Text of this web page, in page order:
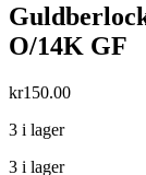
O/14K GF
kr150.00
3 i lager
3 i lager